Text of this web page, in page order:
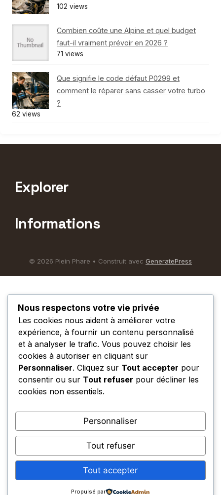
102 views
Combien coûte une Alpine et quel budget
faut-il vraiment prévoir en 2026 ?
71 views
Que signifie le code défaut P0299 et
comment le réparer sans casser votre turbo
?
62 views
Explorer
Informations
© 2026 Plein Phare • Construit avec GeneratePress
Nous respectons votre vie privée
Les cookies nous aident à améliorer votre
expérience, à fournir un contenu personnalisé
et à analyser le trafic. Vous pouvez choisir les
cookies à autoriser en cliquant sur
Personnaliser. Cliquez sur Tout accepter pour
consentir ou sur Tout refuser pour décliner les
cookies non essentiels.
Personnaliser
Tout refuser
Tout accepter
Propulsé par